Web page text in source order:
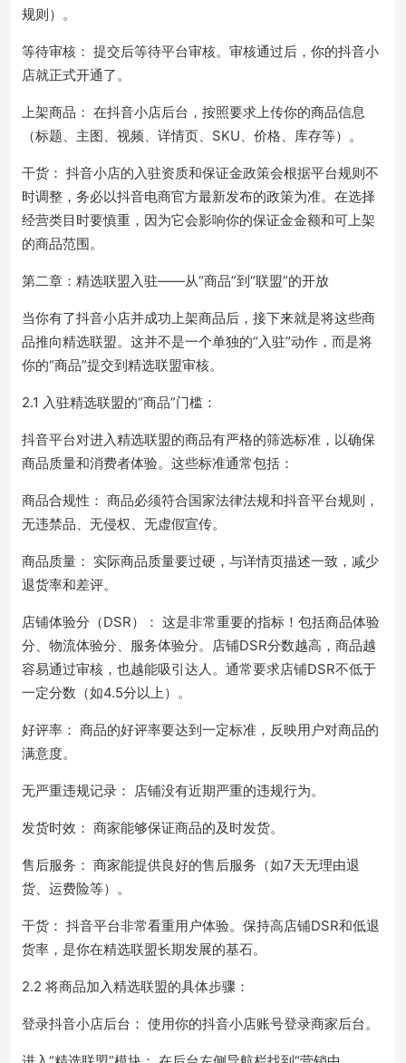
规则）。
等待审核： 提交后等待平台审核。审核通过后，你的抖音小
店就正式开通了。
上架商品： 在抖音小店后台，按照要求上传你的商品信息
（标题、主图、视频、详情页、SKU、价格、库存等）。
干货： 抖音小店的入驻资质和保证金政策会根据平台规则不
时调整，务必以抖音电商官方最新发布的政策为准。在选择
经营类目时要慎重，因为它会影响你的保证金金额和可上架
的商品范围。
第二章：精选联盟入驻——从“商品”到“联盟”的开放
当你有了抖音小店并成功上架商品后，接下来就是将这些商
品推向精选联盟。这并不是一个单独的“入驻”动作，而是将
你的“商品”提交到精选联盟审核。
2.1 入驻精选联盟的“商品”门槛：
抖音平台对进入精选联盟的商品有严格的筛选标准，以确保
商品质量和消费者体验。这些标准通常包括：
商品合规性： 商品必须符合国家法律法规和抖音平台规则，
无违禁品、无侵权、无虚假宣传。
商品质量： 实际商品质量要过硬，与详情页描述一致，减少
退货率和差评。
店铺体验分（DSR）： 这是非常重要的指标！包括商品体验
分、物流体验分、服务体验分。店铺DSR分数越高，商品越
容易通过审核，也越能吸引达人。通常要求店铺DSR不低于
一定分数（如4.5分以上）。
好评率： 商品的好评率要达到一定标准，反映用户对商品的
满意度。
无严重违规记录： 店铺没有近期严重的违规行为。
发货时效： 商家能够保证商品的及时发货。
售后服务： 商家能提供良好的售后服务（如7天无理由退
货、运费险等）。
干货： 抖音平台非常看重用户体验。保持高店铺DSR和低退
货率，是你在精选联盟长期发展的基石。
2.2 将商品加入精选联盟的具体步骤：
登录抖音小店后台： 使用你的抖音小店账号登录商家后台。